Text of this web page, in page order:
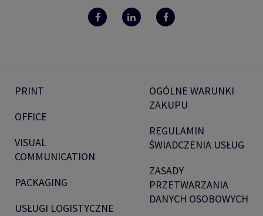
PRINT
OFFICE
VISUAL
COMMUNICATION
PACKAGING
USŁUGI LOGISTYCZNE
OGÓLNE WARUNKI
ZAKUPU
REGULAMIN
ŚWIADCZENIA USŁUG
ZASADY
PRZETWARZANIA
DANYCH OSOBOWYCH